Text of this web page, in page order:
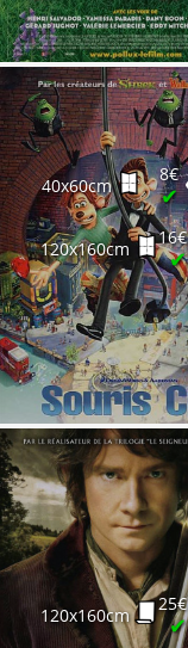
40x60cm
8€
✔
120x160cm
16€
✔
120x160cm
25€
✔